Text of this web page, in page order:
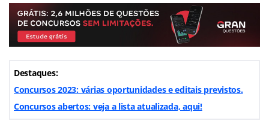
Destaques:
Concursos 2023: várias oportunidades e editais previstos.
Concursos abertos: veja a lista atualizada, aqui!